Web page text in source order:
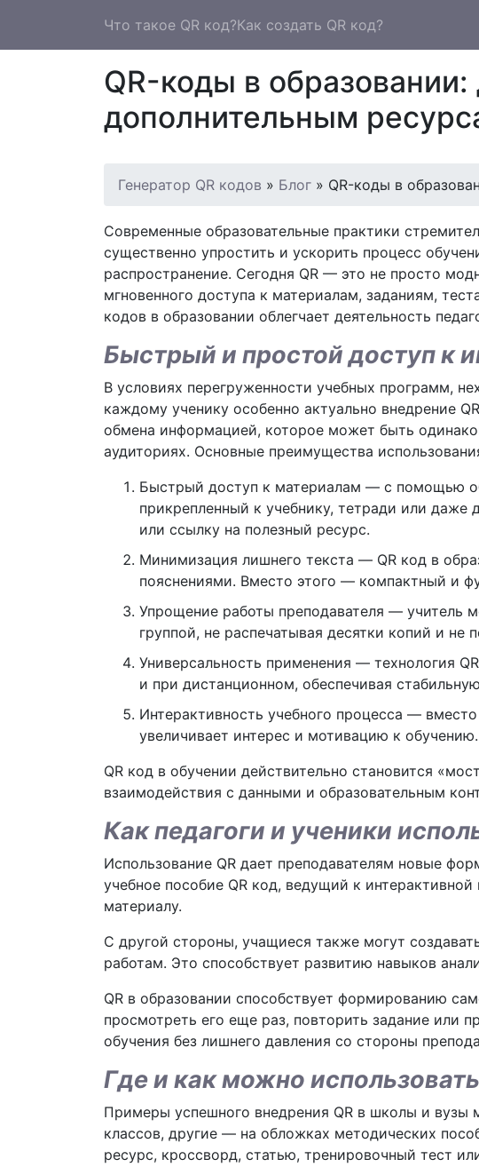
Что такое QR код?Как создать QR код?
QR-коды в
дополнительным
Генератор QR кодов » Блог » QR-коды в
Современные образовательные практики
существенно упростить и ускорить процесс
распространение. Сегодня QR — это не просто
мгновенного доступа к материалам, заданиям,
кодов в образовании облегчает деятельность
Быстрый и простой доступ к
В условиях перегруженности учебных программ,
каждому ученику особенно актуально внедрение
обмена информацией, которое может быть
аудиториях. Основные преимущества
Быстрый доступ к материалам — с помощью
прикрепленный к учебнику, тетради или даже
или ссылку на полезный ресурс.
Минимизация лишнего текста — QR код в
пояснениями. Вместо этого — компактный и
Упрощение работы преподавателя — учитель
группой, не распечатывая десятки копий и не
Универсальность применения — технология
и при дистанционном, обеспечивая
Интерактивность учебного процесса —
увеличивает интерес и мотивацию к обучению.
QR код в обучении действительно становится
взаимодействия с данными и образовательным
Как педагоги и ученики
Использование QR дает преподавателям новые
учебное пособие QR код, ведущий к
материалу.
С другой стороны, учащиеся также могут
работам. Это способствует развитию навыков
QR в образовании способствует формированию
просмотреть его еще раз, повторить задание или
обучения без лишнего давления со стороны
Где и как можно
Примеры успешного внедрения QR в школы и вузы
классов, другие — на обложках методических
ресурс, кроссворд, статью, тренировочный тест